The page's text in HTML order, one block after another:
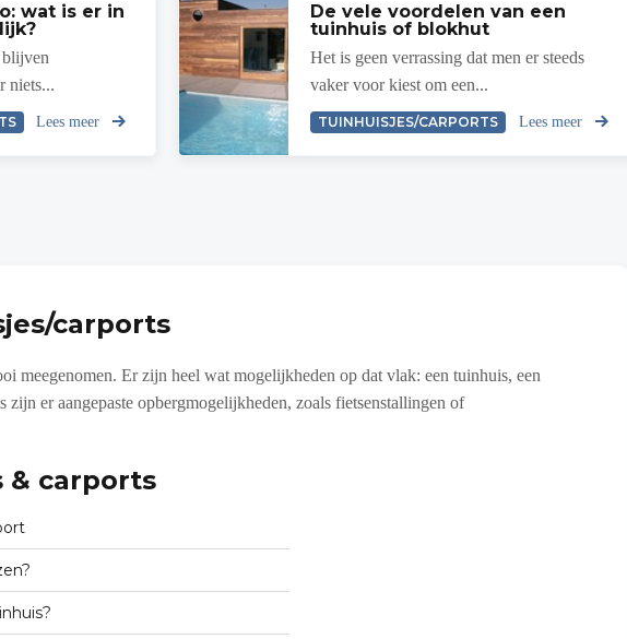
wat is er in
niets...
Lees meer
De vele voordelen van een
tuinhuis of blokhut
Het is geen verrassing dat men er steeds
vaker voor kiest om een...
TUINHUISJES/CARPORTS Lees meer
carports
meegenomen. Er zijn heel wat mogelijkheden op dat vlak: een tuinhuis, een
er aangepaste opbergmogelijkheden, zoals fietsenstallingen of
& carports